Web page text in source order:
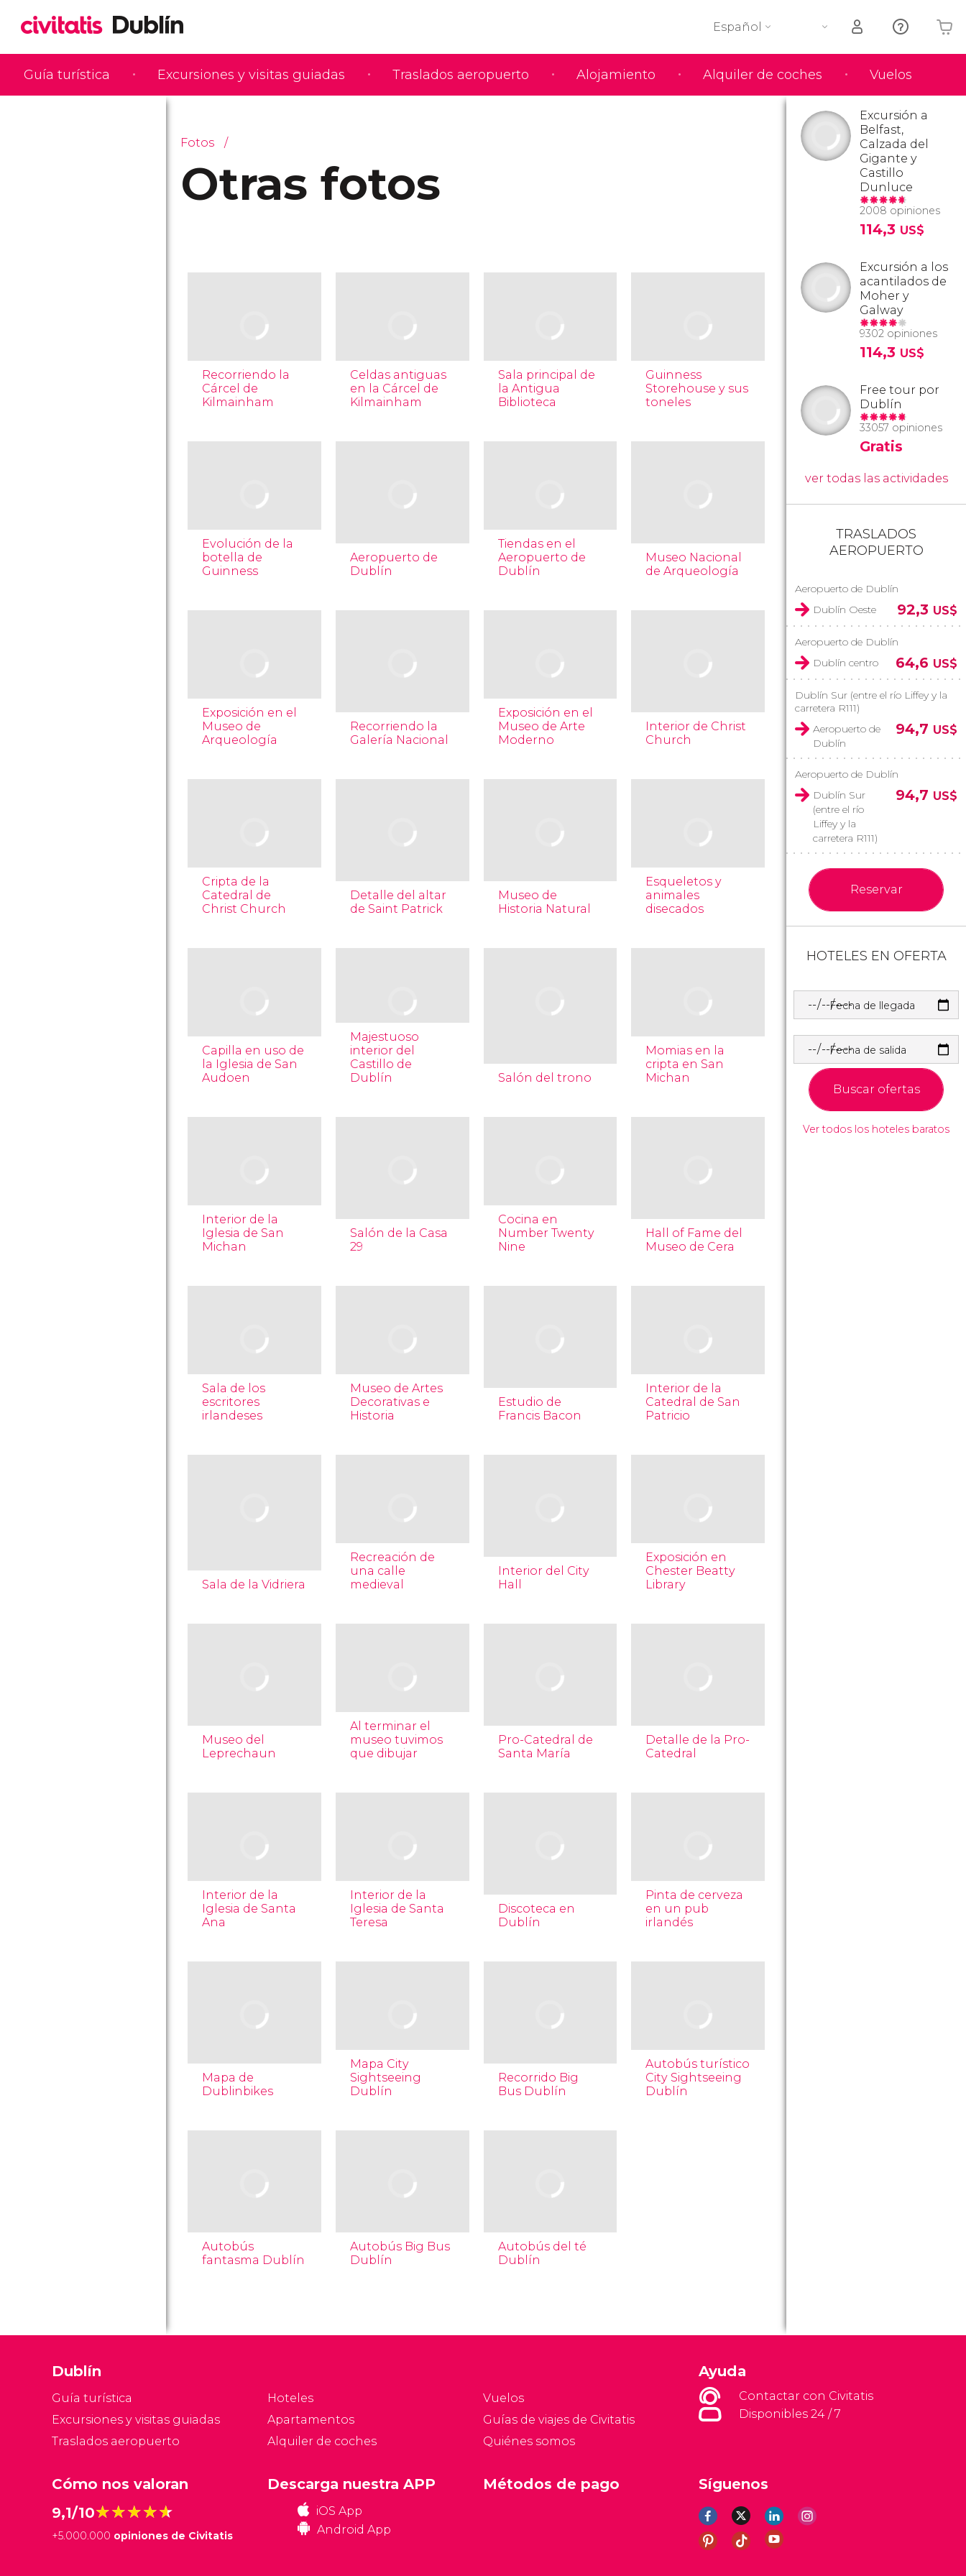
Guía turística Excursiones y visitas guiadas Traslados aeropuerto Alojamiento Alquiler de coches Vuelos
Español
Tu carrito está vacío
Fotos
Otras fotos
Recorriendo la
Cárcel de
Kilmainham
Celdas antiguas
en la Cárcel de
Kilmainham
Sala principal de
la Antigua
Biblioteca
Guinness
Storehouse y sus
toneles
Evolución de la
botella de
Guinness
Aeropuerto de
Dublín
Tiendas en el
Aeropuerto de
Dublín
Museo Nacional
de Arqueología
Exposición en el
Museo de
Arqueología
Recorriendo la
Galería Nacional
Exposición en el
Museo de Arte
Moderno
Interior de Christ
Church
Cripta de la
Catedral de
Christ Church
Detalle del altar
de Saint Patrick
Museo de
Historia Natural
Esqueletos y
animales
disecados
Capilla en uso de
la Iglesia de San
Audoen
Majestuoso
interior del
Castillo de
Dublín
Salón del trono
Momias en la
cripta en San
Michan
Interior de la
Iglesia de San
Michan
Salón de la Casa
29
Cocina en
Number Twenty
Nine
Hall of Fame del
Museo de Cera
Sala de los
escritores
irlandeses
Museo de Artes
Decorativas e
Historia
Estudio de
Francis Bacon
Interior de la
Catedral de San
Patricio
Sala de la Vidriera
Recreación de
una calle
medieval
Interior del City
Hall
Exposición en
Chester Beatty
Library
Museo del
Leprechaun
Al terminar el
museo tuvimos
que dibujar
Pro-Catedral de
Santa María
Detalle de la Pro-
Catedral
Interior de la
Iglesia de Santa
Ana
Interior de la
Iglesia de Santa
Teresa
Discoteca en
Dublín
Pinta de cerveza
en un pub
irlandés
Mapa de
Dublinbikes
Mapa City
Sightseeing
Dublín
Recorrido Big
Bus Dublín
Autobús turístico
City Sightseeing
Dublín
Autobús
fantasma Dublín
Autobús Big Bus
Dublín
Autobús del té
Dublín
Excursión a
Belfast,
Calzada del
Gigante y
Castillo
Dunluce
2008 opiniones
114,3 US$
Excursión a los
acantilados de
Moher y
Galway
9302 opiniones
114,3 US$
Free tour por
Dublín
33057 opiniones
Gratis
ver todas las actividades
TRASLADOS
AEROPUERTO
Aeropuerto de Dublín
Dublín Oeste
92,3 US$
Aeropuerto de Dublín
Dublín centro
64,6 US$
Dublín Sur (entre el río Liffey y la
carretera R111)
Aeropuerto de
Dublín
94,7 US$
Aeropuerto de Dublín
Dublín Sur
(entre el río
Liffey y la
carretera R111)
94,7 US$
Reservar
HOTELES EN OFERTA
Fecha de llegada
Fecha de salida
Buscar ofertas
Ver todos los hoteles baratos
Dublín
Guía turística
Excursiones y visitas guiadas
Traslados aeropuerto
Hoteles
Apartamentos
Alquiler de coches
Vuelos
Guías de viajes de Civitatis
Quiénes somos
Ayuda
Contactar con Civitatis
Disponibles 24 / 7
Cómo nos valoran
9,1/10★★★★★
★★★★★
+5.000.000 opiniones de Civitatis
Síguenos
Descarga nuestra APP
iOS App
Android App
Métodos de pago